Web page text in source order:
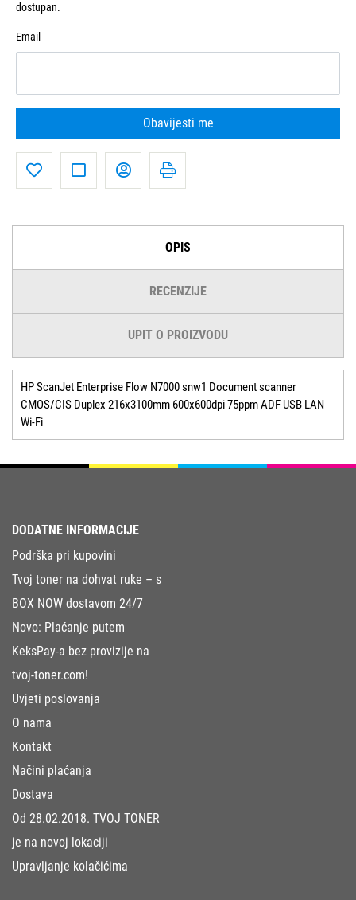
dostupan.
Email
Obavijesti me
OPIS
RECENZIJE
UPIT O PROIZVODU
HP ScanJet Enterprise Flow N7000 snw1 Document scanner
CMOS/CIS Duplex 216x3100mm 600x600dpi 75ppm ADF USB LAN
Wi-Fi
DODATNE INFORMACIJE
Podrška pri kupovini
Tvoj toner na dohvat ruke – s
BOX NOW dostavom 24/7
Novo: Plaćanje putem
KeksPay-a bez provizije na
tvoj-toner.com!
Uvjeti poslovanja
O nama
Kontakt
Načini plaćanja
Dostava
Od 28.02.2018. TVOJ TONER
je na novoj lokaciji
Upravljanje kolačićima